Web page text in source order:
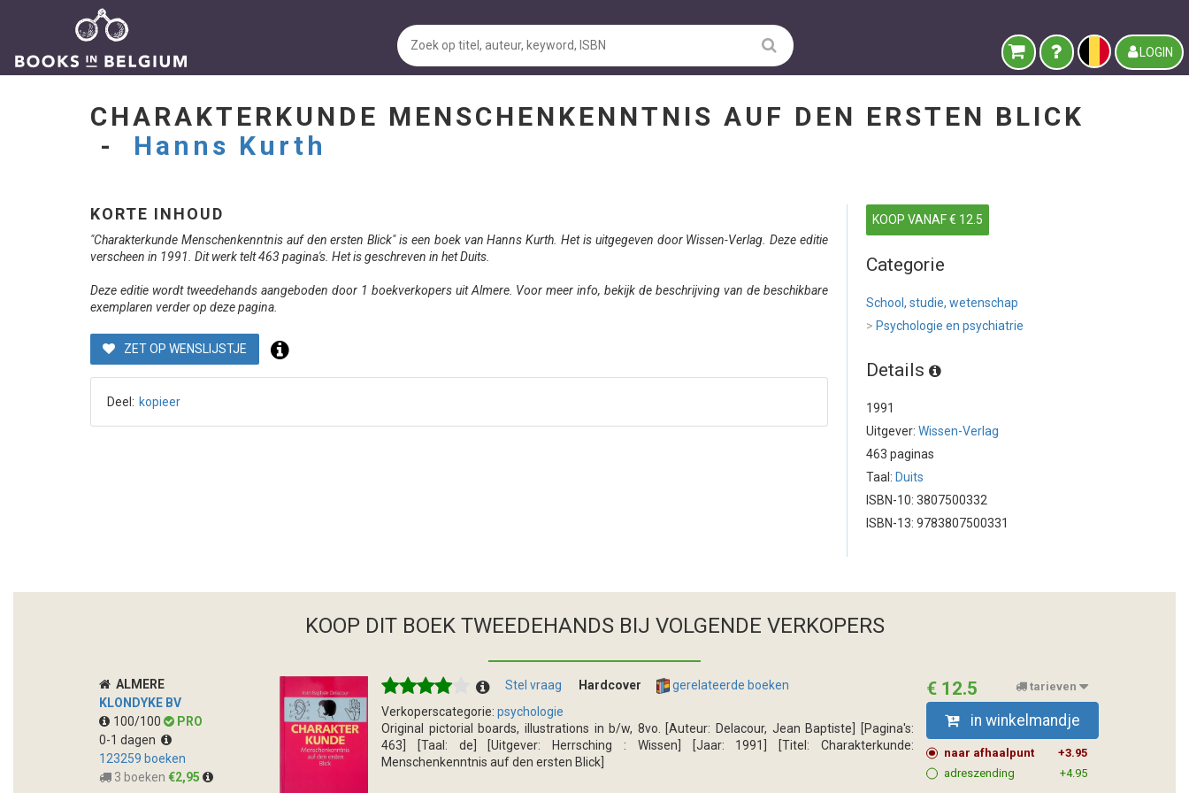
LOGIN
CHARAKTERKUNDE MENSCHENKENNTNIS AUF DEN ERSTEN BLICK
- Hanns Kurth
KORTE INHOUD
"Charakterkunde Menschenkenntnis auf den ersten Blick" is een boek van Hanns Kurth. Het is uitgegeven door Wissen-Verlag. Deze editie
verscheen in 1991. Dit werk telt 463 pagina's. Het is geschreven in het Duits.
Deze editie wordt tweedehands aangeboden door 1 boekverkopers uit Almere. Voor meer info, bekijk de beschrijving van de beschikbare
exemplaren verder op deze pagina.
ZET OP WENSLIJSTJE
Deel: kopieer
KOOP VANAF € 12.5
Categorie
School, studie, wetenschap
> Psychologie en psychiatrie
Details
1991
Uitgever: Wissen-Verlag
463 paginas
Taal: Duits
ISBN-10: 3807500332
ISBN-13: 9783807500331
KOOP DIT BOEK TWEEDEHANDS BIJ VOLGENDE VERKOPERS
ALMERE
KLONDYKE BV
100/100
PRO
0-1 dagen
123259 boeken
3 boeken €2,95
Stel vraag Hardcover
gerelateerde boeken
Verkoperscategorie: psychologie
Original pictorial boards, illustrations in b/w, 8vo. [Auteur: Delacour, Jean Baptiste] [Pagina's:
463] [Taal: de] [Uitgever: Herrsching : Wissen] [Jaar: 1991] [Titel: Charakterkunde:
Menschenkenntnis auf den ersten Blick]
€ 12.5 tarieven
in winkelmandje
naar afhaalpunt
+3.95
adreszending
+4.95